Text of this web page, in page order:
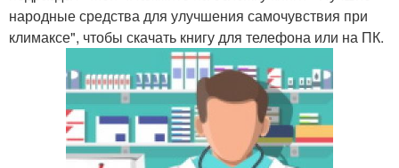
народные средства для улучшения самочувствия при
климаксе", чтобы скачать книгу для телефона или на ПК.